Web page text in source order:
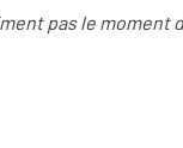
pas le moment